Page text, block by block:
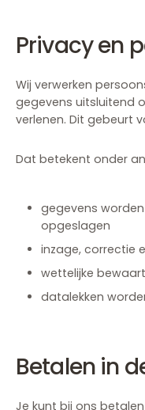
Privacy en
Wij verwerken
gegevens uitsluitend
verlenen. Dit gebeurt
Dat betekent onder
gegevens
opgeslagen
inzage, correctie
wettelijke
datalekken
Betalen in
Je kunt bij ons